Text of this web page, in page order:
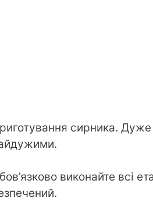
сирника. Дуже
виконайте всі